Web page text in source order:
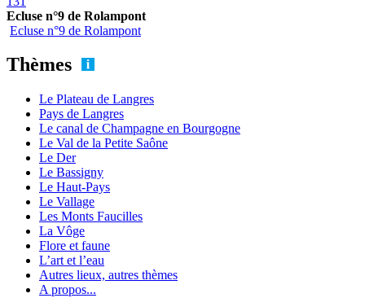
Ecluse n°9 de Rolampont
Ecluse n°9 de Rolampont
Thèmes
Le Plateau de Langres
Pays de Langres
Le canal de Champagne en Bourgogne
Le Val de la Petite Saône
Le Der
Le Bassigny
Le Haut-Pays
Le Vallage
Les Monts Faucilles
La Vôge
Flore et faune
L’art et l’eau
Autres lieux, autres thèmes
A propos...